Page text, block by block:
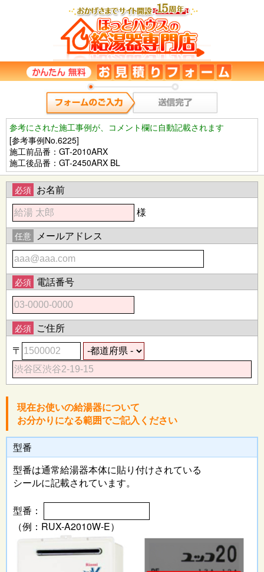
参考にされた施工事例が、コメント欄に自動記載されます
[参考事例No.6225]
施工前品番：GT-2010ARX
施工後品番：GT-2450ARX BL
必須 お名前
様
任意 メールアドレス
必須 電話番号
必須 ご住所
〒
現在お使いの給湯器について
お分かりになる範囲でご記入ください
型番
型番は通常給湯器本体に貼り付けされている
シールに記載されています。
型番：
（例：RUX-A2010W-E）